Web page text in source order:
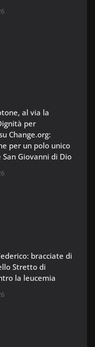
al via la
per
Change.org:
per un polo unico
San Giovanni di Dio
bracciate di
Stretto di
la leucemia